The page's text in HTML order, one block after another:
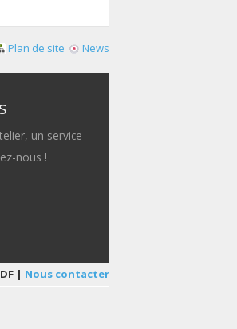
News
Plan de site
un service
nous !
| Nous contacter